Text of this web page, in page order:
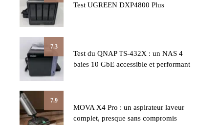
Test UGREEN DXP4800 Plus
7.3
Test du QNAP TS-432X : un NAS 4
baies 10 GbE accessible et performant
7.9
MOVA X4 Pro : un aspirateur laveur
complet, presque sans compromis